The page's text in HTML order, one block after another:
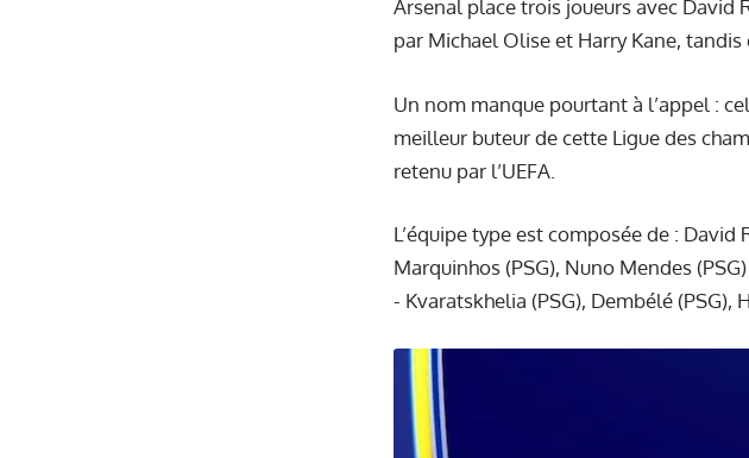
Arsenal place trois joueurs avec David
par Michael Olise et Harry Kane,
Un nom manque pourtant à l’appel :
meilleur buteur de cette Ligue des
retenu par l’UEFA.
L’équipe type est composée de :
Marquinhos (PSG), Nuno Mendes
- Kvaratskhelia (PSG), Dembélé (PSG),